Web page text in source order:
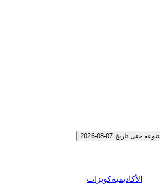
07-08-2026
الأكاديميةكويزات